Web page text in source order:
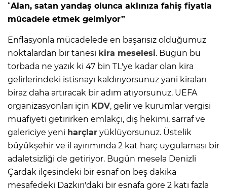
“Alan, satan yandaş olunca aklınıza fahiş fiyatla
mücadele etmek gelmiyor”
Enflasyonla mücadelede en başarısız olduğumuz
noktalardan bir tanesi kira meselesi. Bugün bu
torbada ne yazık ki 47 bin TL'ye kadar olan kira
gelirlerindeki istisnayı kaldırıyorsunuz yani kiraları
biraz daha artıracak bir adım atıyorsunuz. UEFA
organizasyonları için KDV, gelir ve kurumlar vergisi
muafiyeti getirirken emlakçı, diş hekimi, sarraf ve
galericiye yeni harçlar yüklüyorsunuz. Üstelik
büyükşehir ve il ayırımında 2 kat harç uygulaması bir
adaletsizliği de getiriyor. Bugün mesela Denizli
Çardak ilçesindeki bir esnaf on beş dakika
mesafedeki Dazkırı'daki bir esnafa göre 2 katı fazla